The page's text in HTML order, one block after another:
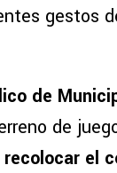
gestos
de
de
recolocar el